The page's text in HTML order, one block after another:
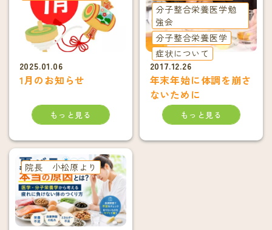
2025.01.06
1月のお知らせ
もっと見る
分子整合栄養医学勉
強会
分子整合栄養医学
症状について
2017.12.26
年末年始に体調を崩さ
ないために
もっと見る
院長 小松原より